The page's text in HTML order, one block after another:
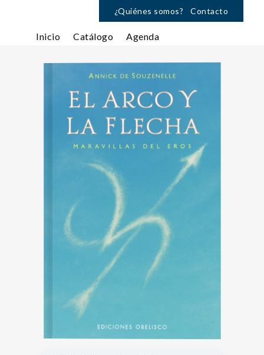
¿Quiénes somos? Contacto
Inicio Catálogo Agenda